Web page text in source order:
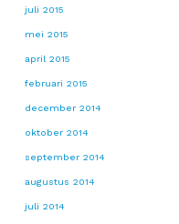
juli 2015
mei 2015
april 2015
februari 2015
december 2014
oktober 2014
september 2014
augustus 2014
juli 2014